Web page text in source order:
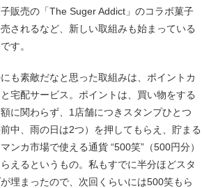
販売の「The Suger Addict」のコラボ菓子
されるなど、新しい取組みも始まっている
す。
も素敵だなと思った取組みは、ポイントカ
宅配サービス。ポイントは、買い物をする
に関わらず、1店舗につきスタンプひとつ
前中、雨の日は2つ）を押してもらえ、貯まる
ンカ市場で使える通貨 “500笑”（500円分）
えるというもの。私もすでに半分ほどスタ
埋まったので、次回くらいには500笑もら